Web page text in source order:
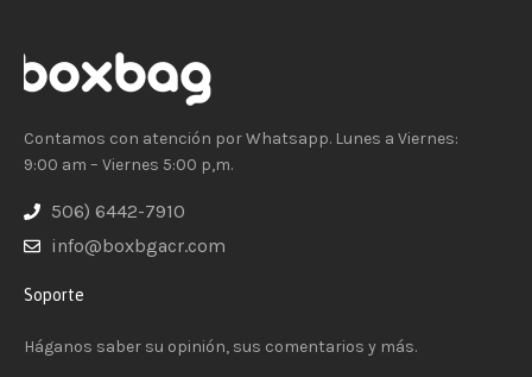
Contamos con atención por Whatsapp. Lunes a Viernes:
9:00 am – Viernes 5:00 p,m.
506) 6442-7910
info@boxbgacr.com
Soporte
Háganos saber su opinión, sus comentarios y más.